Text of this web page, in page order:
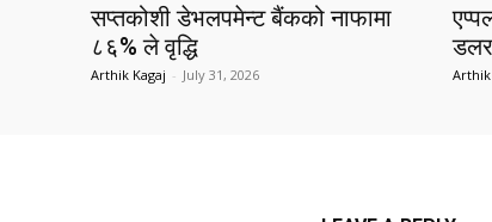
सप्तकोशी डेभलपमेन्ट बैंकको नाफामा
८६% ले वृद्धि
Arthik Kagaj - July 31, 2026
डलर
Arthik